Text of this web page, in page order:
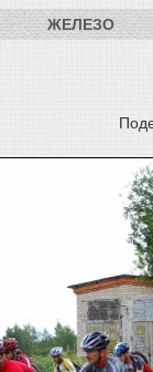
ЖЕЛЕЗО